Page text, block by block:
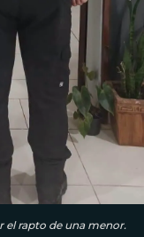
el rapto de una menor.